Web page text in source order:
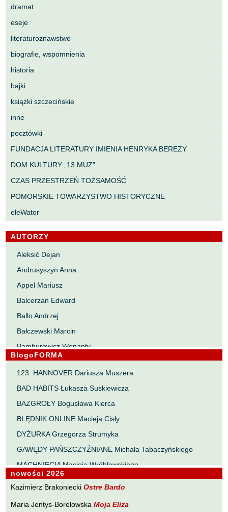
dramat
eseje
literaturoznawstwo
biografie, wspomnienia
historia
bajki
książki szczecińskie
inne
pocztówki
FUNDACJA LITERATURY IMIENIA HENRYKA BEREZY
DOM KULTURY „13 MUZ”
CZAS PRZESTRZEŃ TOŻSAMOŚĆ
POMORSKIE TOWARZYSTWO HISTORYCZNE
eleWator
AUTORZY
Aleksić Dejan
Andrusyszyn Anna
Appel Mariusz
Balcerzan Edward
Ballo Andrzej
Bałczewski Marcin
Bamburowicz Wenanty
Bawołek Waldemar
Bereza Henryk
Berezin Kostia
Bielawa Jacek
Biernacka Alina
Bieszczad Maciej
Bigoszewska Maria
Bitner Dariusz
Błahy Jarosław
BlogoFORMA
123. HANNOVER Dariusza Muszera
BAD HABITS Łukasza Suskiewicza
BAZGROŁY Bogusława Kierca
BŁĘDNIK ONLINE Macieja Cisły
DYŻURKA Grzegorza Strumyka
GAWĘDY PAŃSZCZYŹNIANE Michała Tabaczyńskiego
MACHNIĘCIA Macieja Wróblewskiego
MAŁOMIASTECZKOWE ZRYWY Zbigniewa Wojciechowicza
nowości 2026
Kazimierz BrakonieckiOstre Bardo
Maria Jentys-BorelowskaMoja Eliza